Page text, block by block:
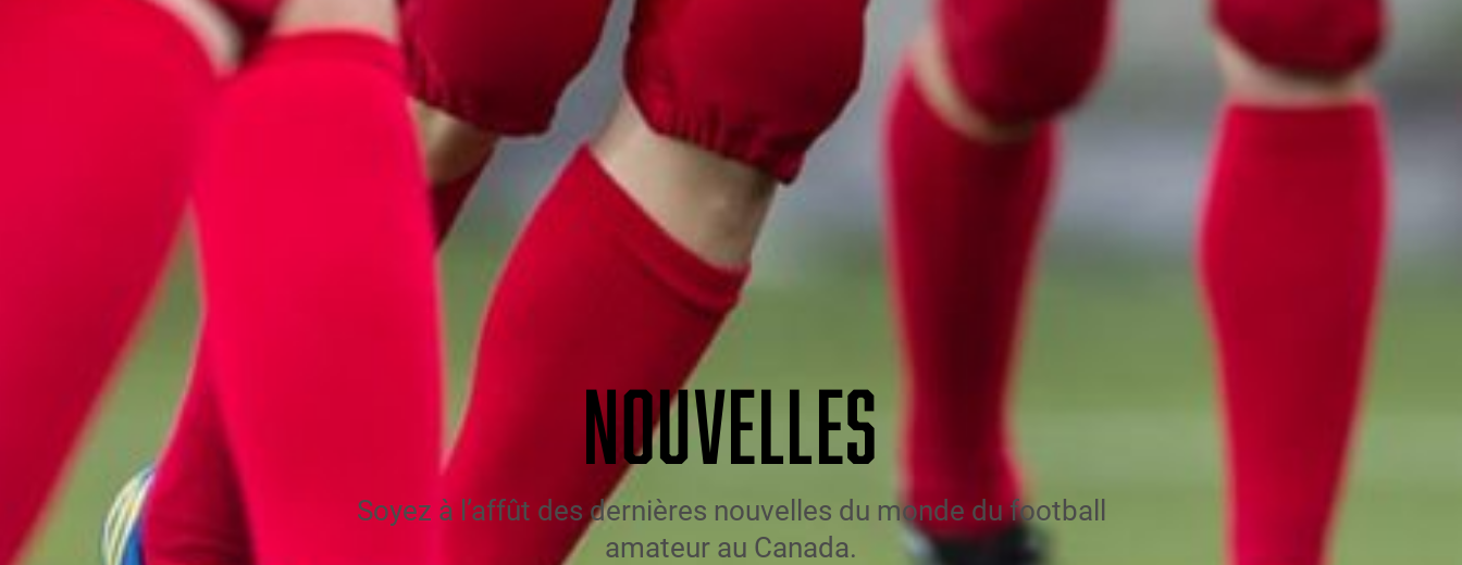
NOUVELLES
Soyez à l’affût des dernières nouvelles du monde du football
amateur au Canada.